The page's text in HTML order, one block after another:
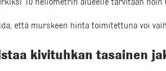
10 neliömetrin alueelle tarvitaan noin
että murskeen hinta toimitettuna voi
kivituhkan tasainen